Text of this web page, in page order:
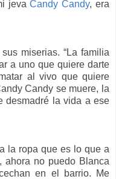
jevaCandy Candy, era
miserias. “La familia
a uno que quiere darte
al vivo que quiere
Candy se muere, la
desmadré la vida a ese
la ropa que es lo que a
ahora no puedo Blanca
en el barrio. Me